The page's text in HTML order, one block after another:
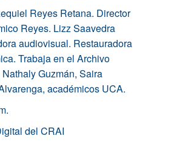
Reyes Retana. Director
Reyes. Lizz Saavedra
audiovisual. Restauradora
Trabaja en el Archivo
Guzmán, Saira
académicos UCA.
del CRAI